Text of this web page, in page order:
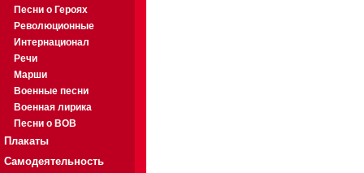
Песни о Героях
Революционные
Интернационал
Речи
Марши
Военные песни
Военная лирика
Песни о ВОВ
Плакаты
Самодеятельность